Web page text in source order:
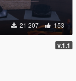
21 207 153
v.1.1